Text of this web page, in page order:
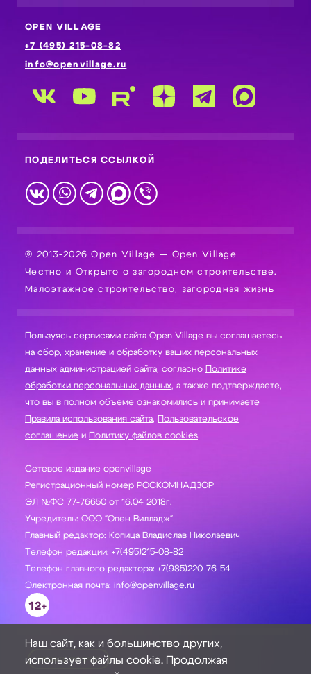
OPEN VILLAGE
+7 (495) 215-08-82
info@openvillage.ru
ПОДЕЛИТЬСЯ ССЫЛКОЙ
© 2013-2026 Open Village — Open Village
Честно и Открыто о загородном строительстве.
Малоэтажное строительство, загородная жизнь
Пользуясь сервисами сайта Open Village вы соглашаетесь
на сбор, хранение и обработку ваших персональных
данных администрацией сайта, согласно Политике
обработки персональных данных, а также подтверждаете,
что вы в полном объеме ознакомились и принимаете
Правила использования сайта, Пользовательское
соглашение и Политику файлов cookies.
Сетевое издание openvillage
Регистрационный номер РОСКОМНАДЗОР
ЭЛ №ФС 77-76650 от 16.04 2018г.
Учредитель: ООО "Опен Вилладж"
Главный редактор: Копица Владислав Николаевич
Телефон редакции: +7(495)215-08-82
Телефон главного редактора: +7(985)220-76-54
Электронная почта: info@openvillage.ru
12+
ЗАДАТЬ ВОПРОС
Наш сайт, как и большинство других,
использует файлы cookie. Продолжая